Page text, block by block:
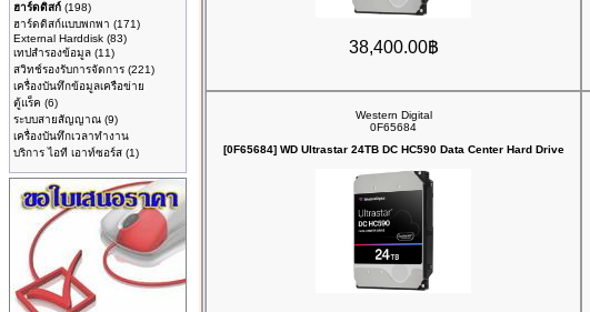
ฮาร์ดดิสก์ (198)
ฮาร์ดดิสก์แบบพกพา (171)
External Harddisk (83)
เทปสำรองข้อมูล (11)
สวิทช์รองรับการจัดการ (221)
เครื่องบันทึกข้อมูลเครือข่าย
ตู้แร็ค (6)
ระบบสายสัญญาณ (9)
เครื่องบันทึกเวลาทำงาน
บริการ ไอที เอาท์ซอร์ส (1)
38,400.00฿
Western Digital
0F65684
[0F65684] WD Ultrastar 24TB DC HC590 Data Center Hard Drive